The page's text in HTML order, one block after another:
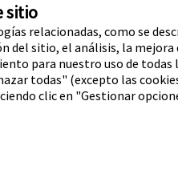
sitio
relacionadas, como se
del sitio, el análisis, la mejora
para nuestro uso de todas
todas" (excepto las
clic en "Gestionar